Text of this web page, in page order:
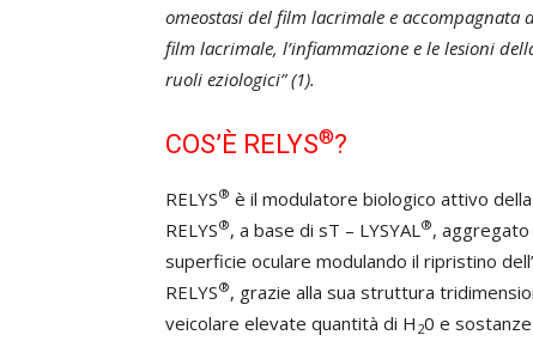
omeostasi del film lacrimale e
film lacrimale, l’infiammazione e le lesioni
ruoli eziologici” (1).
COS’È RELYS®?
RELYS® è il modulatore biologico attivo
RELYS®, a base di sT – LYSYAL®,
superficie oculare modulando il ripristino
RELYS®, grazie alla sua struttura
veicolare elevate quantità di H 20 e